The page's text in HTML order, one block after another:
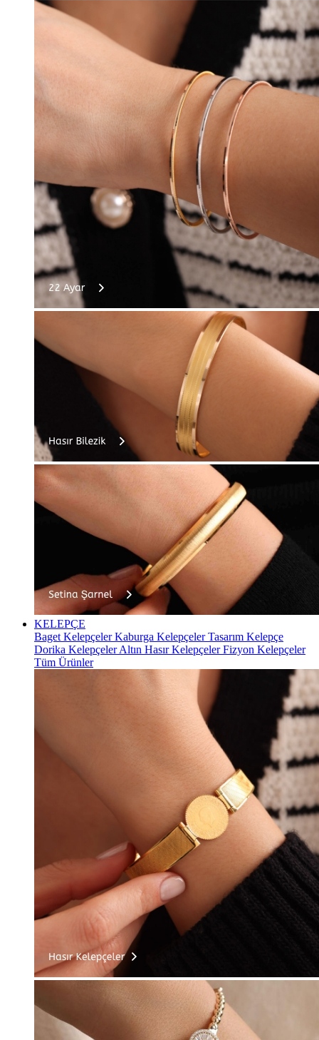
KELEPÇE
Baget KelepçelerKaburga KelepçelerTasarım Kelepçe
Dorika KelepçelerAltın Hasır KelepçelerFizyon Kelepçeler
Tüm Ürünler